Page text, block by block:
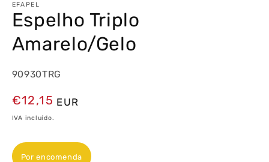
EFAPEL
Espelho Triplo
Amarelo/Gelo
90930TRG
Preço
normal
€12,15 EUR
IVA incluído.
Por encomenda